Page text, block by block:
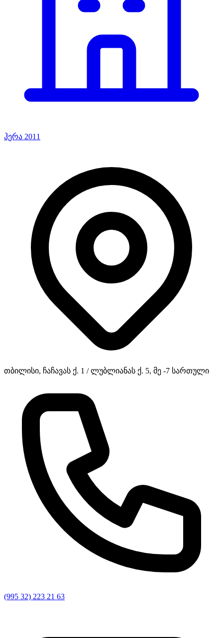
ჰერა 2011
თბილისი, ჩაჩავას ქ. 1 / ლუბლიანას ქ. 5, მე -7 სართული
(995 32) 223 21 63